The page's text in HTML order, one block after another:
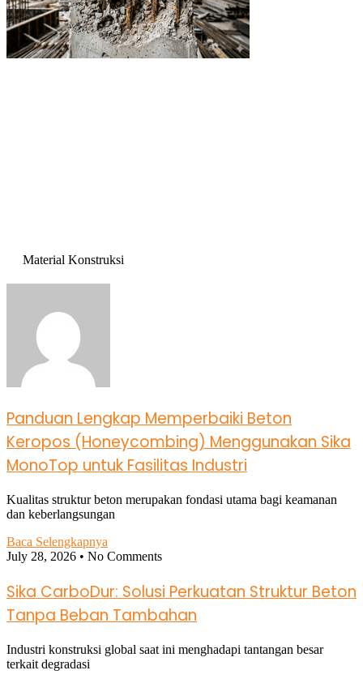
Material Konstruksi
Panduan Lengkap Memperbaiki Beton
Keropos (Honeycombing) Menggunakan Sika
MonoTop untuk Fasilitas Industri
Kualitas struktur beton merupakan fondasi utama bagi keamanan
dan keberlangsungan
Baca Selengkapnya
July 28, 2026
No Comments
Sika CarboDur: Solusi Perkuatan Struktur Beton
Tanpa Beban Tambahan
Industri konstruksi global saat ini menghadapi tantangan besar
terkait degradasi